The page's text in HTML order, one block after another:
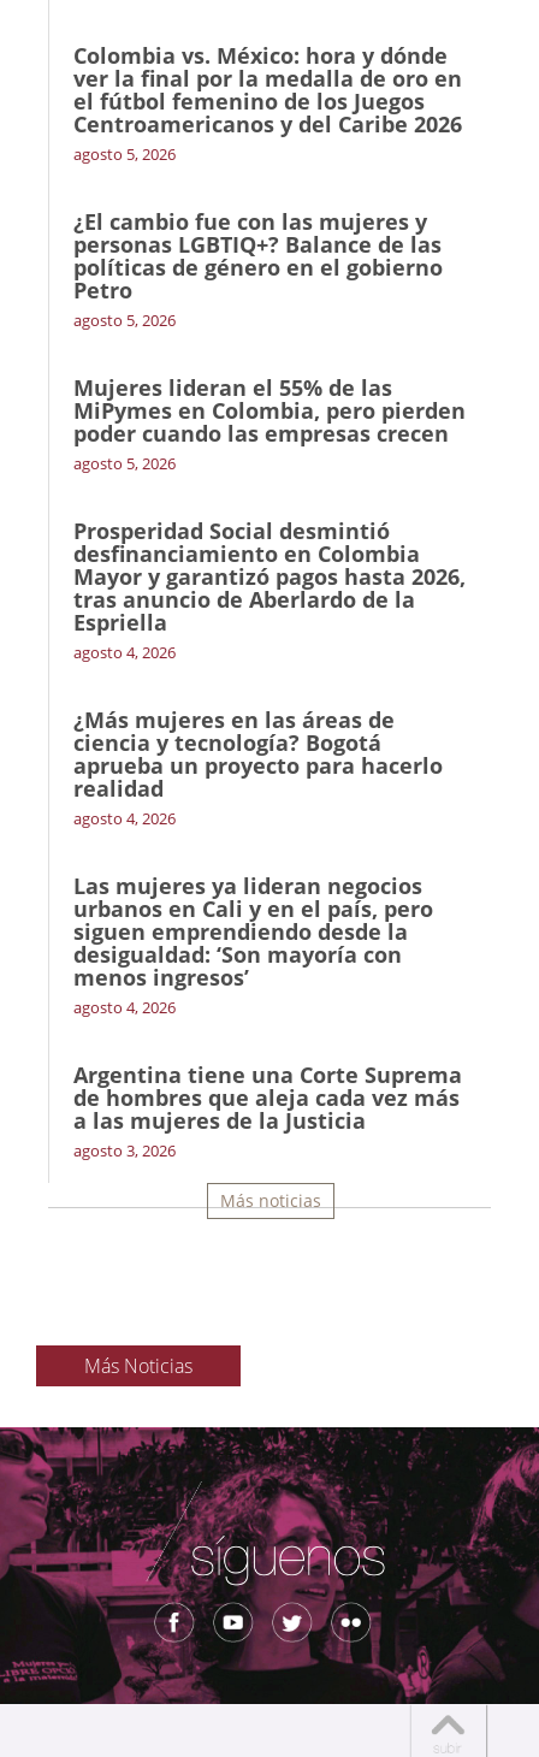
Colombia vs. México: hora y dónde
ver la final por la medalla de oro en
el fútbol femenino de los Juegos
Centroamericanos y del Caribe 2026
agosto 5, 2026
¿El cambio fue con las mujeres y
personas LGBTIQ+? Balance de las
políticas de género en el gobierno
Petro
agosto 5, 2026
Mujeres lideran el 55% de las
MiPymes en Colombia, pero pierden
poder cuando las empresas crecen
agosto 5, 2026
Prosperidad Social desmintió
desfinanciamiento en Colombia
Mayor y garantizó pagos hasta 2026,
tras anuncio de Aberlardo de la
Espriella
agosto 4, 2026
¿Más mujeres en las áreas de
ciencia y tecnología? Bogotá
aprueba un proyecto para hacerlo
realidad
agosto 4, 2026
Las mujeres ya lideran negocios
urbanos en Cali y en el país, pero
siguen emprendiendo desde la
desigualdad: ‘Son mayoría con
menos ingresos’
agosto 4, 2026
Argentina tiene una Corte Suprema
de hombres que aleja cada vez más
a las mujeres de la Justicia
agosto 3, 2026
Más noticias
Más Noticias